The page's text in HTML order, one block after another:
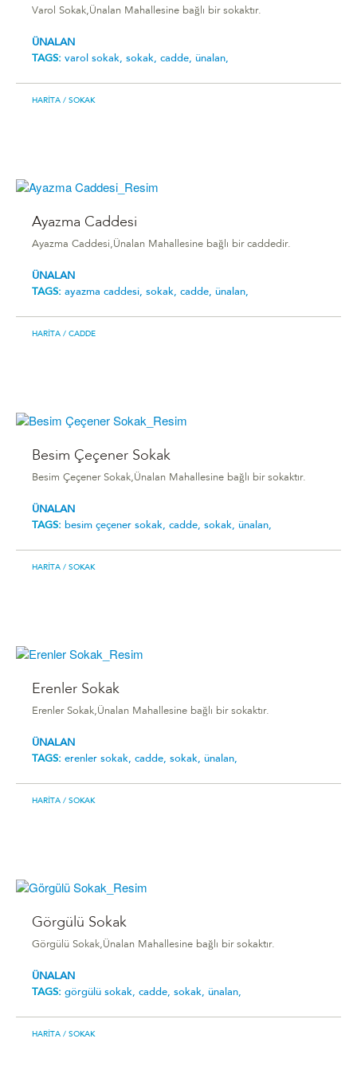
Varol Sokak,Ünalan Mahallesine bağlı bir sokaktır.
ÜNALAN
TAGS: varol sokak, sokak, cadde, ünalan,
HARITA / SOKAK
Ayazma Caddesi
Ayazma Caddesi,Ünalan Mahallesine bağlı bir caddedir.
ÜNALAN
TAGS: ayazma caddesi, sokak, cadde, ünalan,
HARITA / CADDE
Besim Çeçener Sokak
Besim Çeçener Sokak,Ünalan Mahallesine bağlı bir sokaktır.
ÜNALAN
TAGS: besim çeçener sokak, cadde, sokak, ünalan,
HARITA / SOKAK
Erenler Sokak
Erenler Sokak,Ünalan Mahallesine bağlı bir sokaktır.
ÜNALAN
TAGS: erenler sokak, cadde, sokak, ünalan,
HARITA / SOKAK
Görgülü Sokak
Görgülü Sokak,Ünalan Mahallesine bağlı bir sokaktır.
ÜNALAN
TAGS: görgülü sokak, cadde, sokak, ünalan,
HARITA / SOKAK